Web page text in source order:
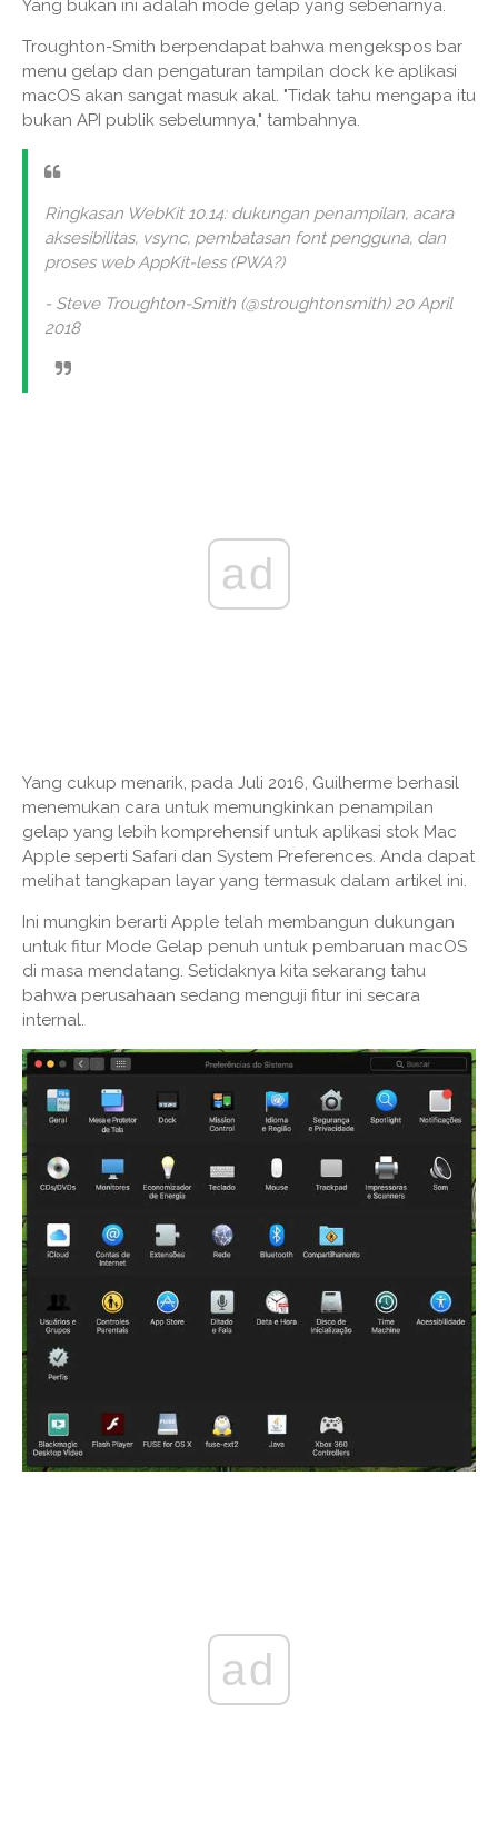
Yang bukan ini adalah mode gelap yang sebenarnya.
Troughton-Smith berpendapat bahwa mengekspos bar
menu gelap dan pengaturan tampilan dock ke aplikasi
macOS akan sangat masuk akal. "Tidak tahu mengapa itu
bukan API publik sebelumnya," tambahnya.
Ringkasan WebKit 10.14: dukungan penampilan, acara
aksesibilitas, vsync, pembatasan font pengguna, dan
proses web AppKit-less (PWA?)
- Steve Troughton-Smith (@stroughtonsmith) 20 April
2018
ad
Yang cukup menarik, pada Juli 2016, Guilherme berhasil
menemukan cara untuk memungkinkan penampilan
gelap yang lebih komprehensif untuk aplikasi stok Mac
Apple seperti Safari dan System Preferences. Anda dapat
melihat tangkapan layar yang termasuk dalam artikel ini.
Ini mungkin berarti Apple telah membangun dukungan
untuk fitur Mode Gelap penuh untuk pembaruan macOS
di masa mendatang. Setidaknya kita sekarang tahu
bahwa perusahaan sedang menguji fitur ini secara
internal.
ad